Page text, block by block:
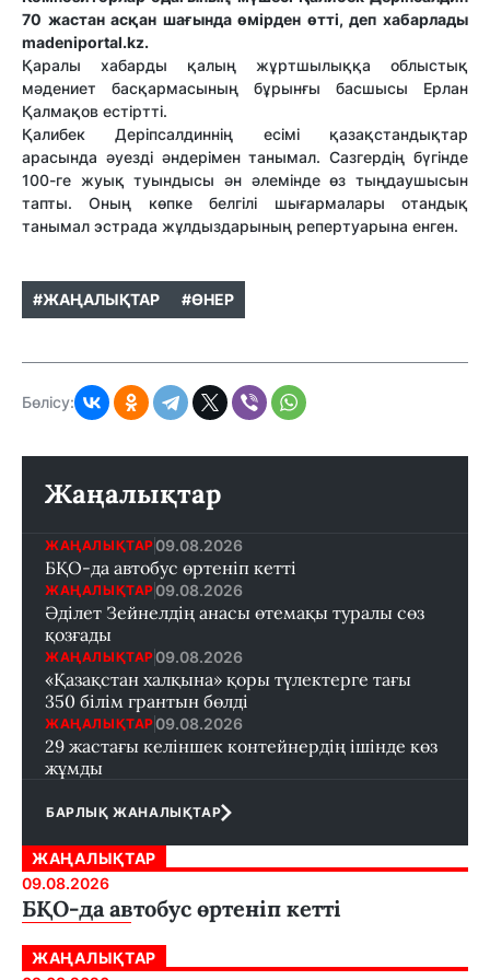
70 жастан асқан шағында өмірден өтті, деп хабарлады
madeniportal.kz.
Қаралы хабарды қалың жұртшылыққа облыстық
мәдениет басқармасының бұрынғы басшысы Ерлан
Қалмақов естіртті.
Қалибек Деріпсалдиннің есімі қазақстандықтар
арасында әуезді әндерімен танымал. Сазгердің бүгінде
100-ге жуық туындысы ән әлемінде өз тыңдаушысын
тапты. Оның көпке белгілі шығармалары отандық
танымал эстрада жұлдыздарының репертуарына енген.
#ЖАҢАЛЫҚТАР #ӨНЕР
Бөлісу:
Жаңалықтар
ЖАҢАЛЫҚТАР 09.08.2026
БҚО-да автобус өртеніп кетті
ЖАҢАЛЫҚТАР 09.08.2026
Әділет Зейнелдің анасы өтемақы туралы сөз
қозғады
ЖАҢАЛЫҚТАР 09.08.2026
«Қазақстан халқына» қоры түлектерге тағы
350 білім грантын бөлді
ЖАҢАЛЫҚТАР 09.08.2026
29 жастағы келіншек контейнердің ішінде көз
жұмды
БАРЛЫҚ ЖАНАЛЫҚТАР
ЖАҢАЛЫҚТАР
09.08.2026
БҚО-да автобус өртеніп кетті
ЖАҢАЛЫҚТАР